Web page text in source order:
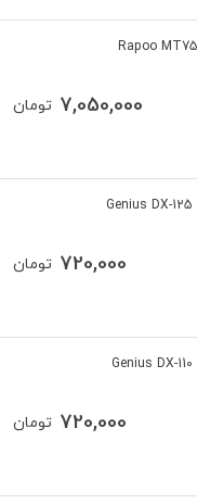
تومان 7,050,000
تومان 720,000
تومان 720,000